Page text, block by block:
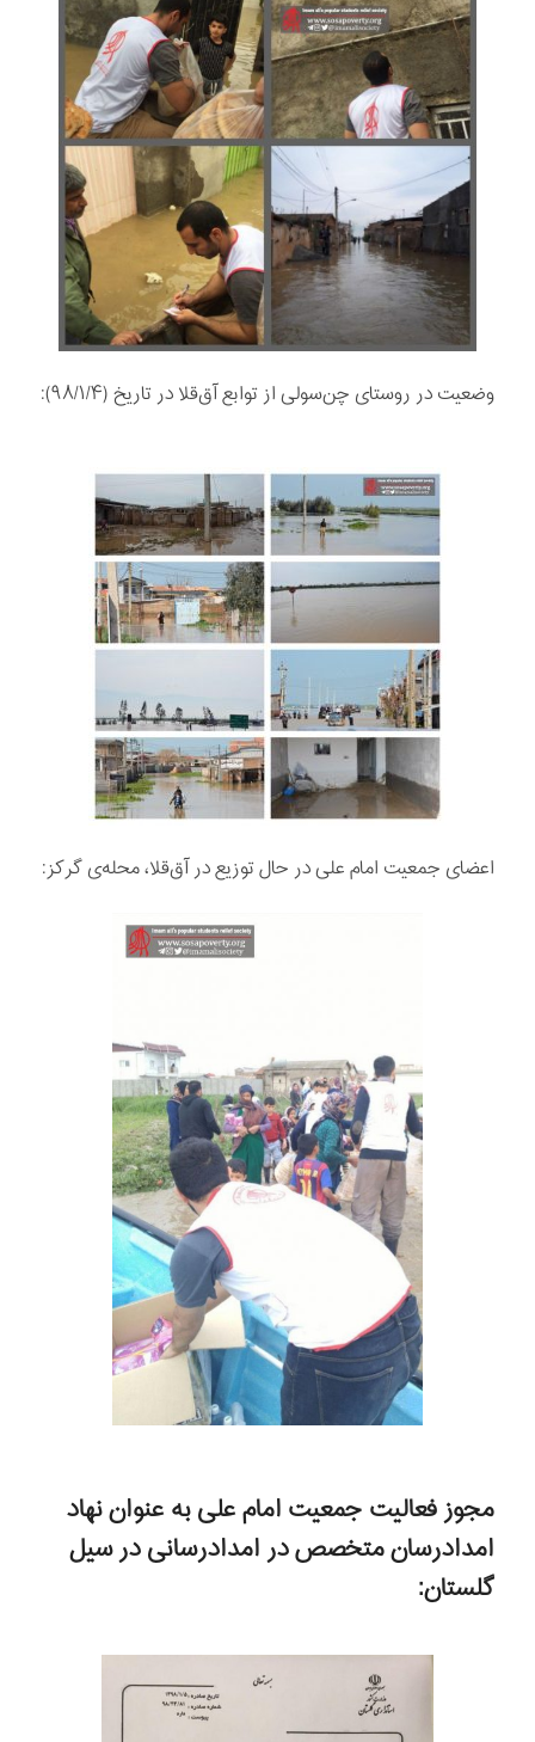
وضعیت در روستای چن‌سولی از توابع آق‌قلا در تاریخ (۹۸/۱/۴):
اعضای جمعیت امام علی در حال توزيع در آق‌قلا، محله‌ی گرکز:
مجوز فعالیت جمعیت امام علی به عنوان نهاد
امدادرسان متخصص در امدادرسانی در سیل
گلستان: